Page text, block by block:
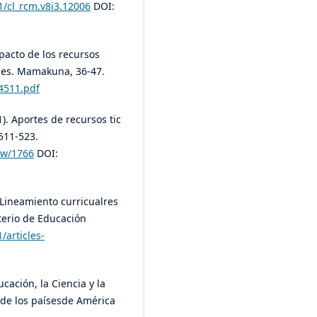
DOI:
de los recursos
Mamakuna, 36-47.
Aportes de recursos tic
523.
1766 DOI:
curricualres
de Educación
articles-
la Ciencia y la
los paísesde América